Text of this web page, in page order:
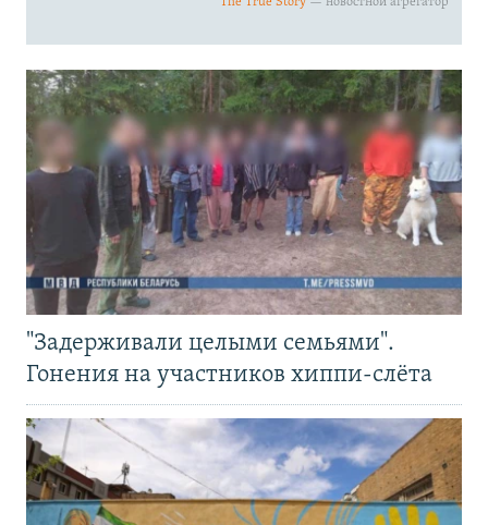
"Задерживали целыми семьями".
Гонения на участников хиппи-слёта